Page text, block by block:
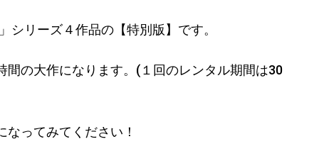
シリーズ４作品の【特別版】です。
の大作になります。(１回のレンタル期間は30
ってみてください！